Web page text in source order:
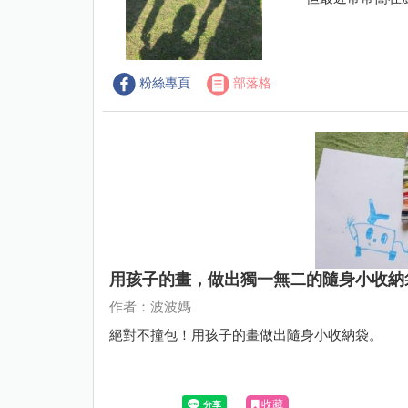
粉絲專頁 部落格
用孩子的畫，做出獨一無二的隨身小收納
作者：波波媽
絕對不撞包！用孩子的畫做出隨身小收納袋。
收藏